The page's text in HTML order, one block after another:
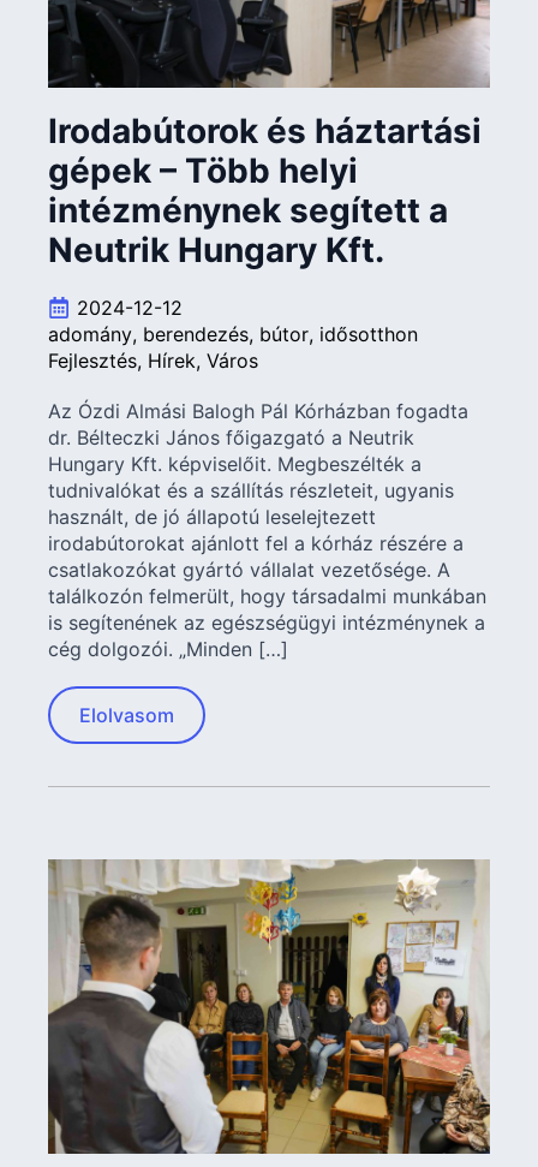
Irodabútorok és háztartási
gépek – Több helyi
intézménynek segített a
Neutrik Hungary Kft.
2024-12-12
adomány berendezés bútor idősotthon
Fejlesztés Hírek Város
Az Ózdi Almási Balogh Pál Kórházban fogadta
dr. Bélteczki János főigazgató a Neutrik
Hungary Kft. képviselőit. Megbeszélték a
tudnivalókat és a szállítás részleteit, ugyanis
használt, de jó állapotú leselejtezett
irodabútorokat ajánlott fel a kórház részére a
csatlakozókat gyártó vállalat vezetősége. A
találkozón felmerült, hogy társadalmi munkában
is segítenének az egészségügyi intézménynek a
cég dolgozói. „Minden […]
Elolvasom